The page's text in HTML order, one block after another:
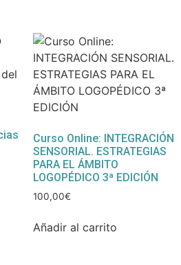
Curso Online: INTEGRACIÓN
SENSORIAL. ESTRATEGIAS
PARA EL ÁMBITO
LOGOPÉDICO 3ª EDICIÓN
100,00€
Añadir al carrito